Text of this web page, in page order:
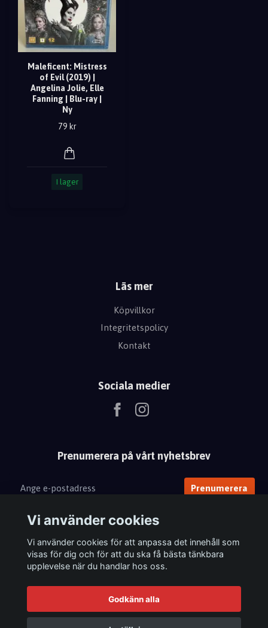
Maleficent: Mistress
of Evil (2019) |
Angelina Jolie, Elle
Fanning | Blu-ray |
Ny
79 kr
I lager
Läs mer
Köpvillkor
Integritetspolicy
Kontakt
Sociala medier
Prenumerera på vårt nyhetsbrev
Prenumerera
Vi använder cookies
Vi använder cookies för att anpassa det innehåll som
visas för dig och för att du ska få bästa tänkbara
upplevelse när du handlar hos oss.
Godkänn alla